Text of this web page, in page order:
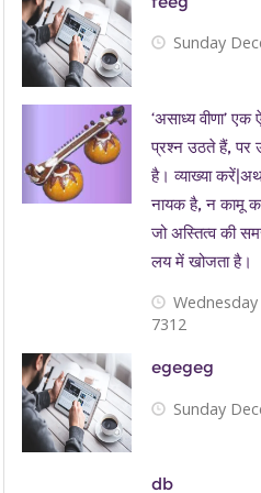
Sunday
‘असाध्य वीणा’ एक
प्रश्न उठते हैं, पर
है। व्याख्या
नायक है, न कामू
जो अस्तित्व की
लय में खोजता है।
7312
egegeg
Sunday
db